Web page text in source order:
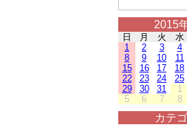
2015
日 月 火 水
1
2 3 4
8
9 10 11
15
16 17 18
22
23 24 25
29
30 31 1
5
6 7 8
カテ